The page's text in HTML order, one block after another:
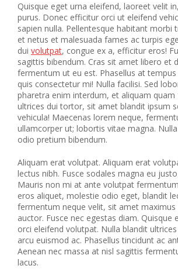
Quisque eget urna eleifend, laoreet velit
purus. Donec efficitur orci ut eleifend
sapien nulla. Pellentesque habitant morbi
et netus et malesuada fames ac turpis
dui volutpat, congue ex a, efficitur eros!
sagittis bibendum. Cras sit amet libero et
fermentum ut eu est. Phasellus at tempus
quis consectetur mi! Nulla facilisi. Sed
pharetra enim interdum, et aliquam quam
ultrices dui tortor, sit amet blandit ipsum
vehicula! Maecenas lorem neque,
ullamcorper ut; lobortis vitae magna.
odio pretium bibendum.
Aliquam erat volutpat. Aliquam erat
lectus nibh. Fusce sodales magna eu
Mauris non mi at ante volutpat
eros aliquet, molestie odio eget, blandit
fermentum neque velit, sit amet maximus
auctor. Fusce nec egestas diam. Quisque
orci eleifend volutpat. Nulla blandit
arcu euismod ac. Phasellus tincidunt ac
Aenean nec massa at nisl sagittis
lacus.